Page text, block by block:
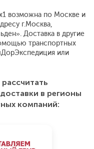
возможна по Москве и
г.Москва,
Доставка в другие
транспортных
или
в регионы
компаний: